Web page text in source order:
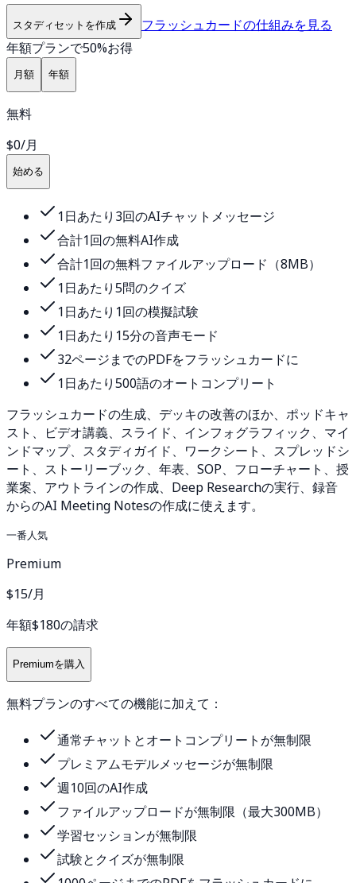
スタディセットを作成
フラッシュカードの仕組みを見る
年額プランで50%お得
月額 年額
無料
$0/月
始める
1日あたり3回のAIチャットメッセージ
合計1回の無料AI作成
合計1回の無料ファイルアップロード（8MB）
1日あたり5問のクイズ
1日あたり1回の模擬試験
1日あたり15分の音声モード
32ページまでのPDFをフラッシュカードに
1日あたり500語のオートコンプリート
フラッシュカードの生成、デッキの改善のほか、ポッドキャ
スト、ビデオ講義、スライド、インフォグラフィック、マイ
ンドマップ、スタディガイド、ワークシート、スプレッドシ
ート、ストーリーブック、年表、SOP、フローチャート、授
業案、アウトラインの作成、Deep Researchの実行、録音
からのAI Meeting Notesの作成に使えます。
一番人気
Premium
$15/月
年額$180の請求
Premiumを購入
無料プランのすべての機能に加えて：
通常チャットとオートコンプリートが無制限
プレミアムモデルメッセージが無制限
週10回のAI作成
ファイルアップロードが無制限（最大300MB）
学習セッションが無制限
試験とクイズが無制限